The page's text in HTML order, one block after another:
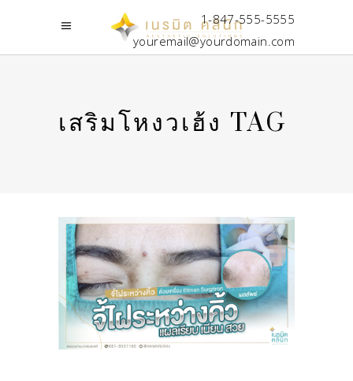
1-847-555-5555
youremail@yourdomain.com
เสริมโหงวเฮ้ง TAG